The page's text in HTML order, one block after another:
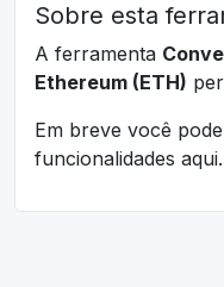
Sobre esta
A ferramenta
Ethereum (ETH)
Em breve você
funcionalidades aqui.